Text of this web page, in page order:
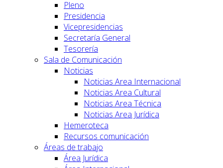
Pleno
Presidencia
Vicepresidencias
Secretaría General
Tesorería
Sala de Comunicación
Noticias
Noticias Area Internacional
Noticias Area Cultural
Noticias Area Técnica
Noticias Area Jurídica
Hemeroteca
Recursos comunicación
Áreas de trabajo
Área Jurídica